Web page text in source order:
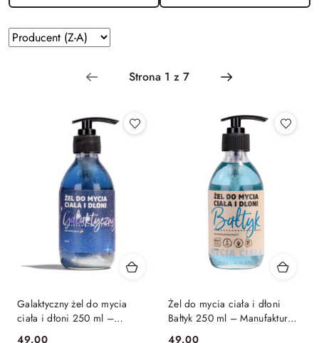
Zastosowano
sortowanie:
Sortuj
według
Galaktyczny żel do mycia
ciała i dłoni 250 ml –
Manufaktura Bursztynnika
49.00
Żel do mycia ciała i dłoni
Bałtyk 250 ml – Manufaktura
Bursztynnika
49.00